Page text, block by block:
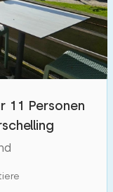
11 Personen